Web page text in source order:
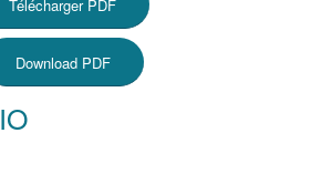
Télécharger PDF
Download PDF